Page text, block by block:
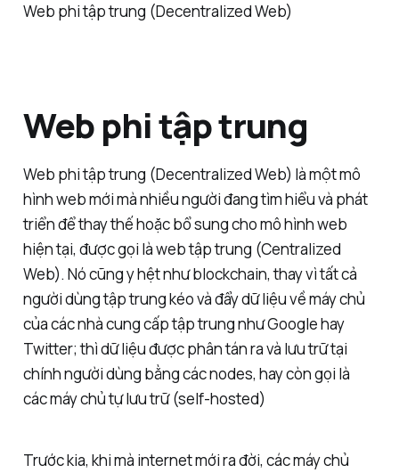
Web phi tập trung (Decentralized Web)
Web phi tập trung
Web phi tập trung (Decentralized Web) là một mô
hình web mới mà nhiều người đang tìm hiểu và phát
triển để thay thế hoặc bổ sung cho mô hình web
hiện tại, được gọi là web tập trung (Centralized
Web). Nó cũng y hệt như blockchain, thay vì tất cả
người dùng tập trung kéo và đẩy dữ liệu về máy chủ
của các nhà cung cấp tập trung như Google hay
Twitter; thì dữ liệu được phân tán ra và lưu trữ tại
chính người dùng bằng các nodes, hay còn gọi là
các máy chủ tự lưu trữ (self-hosted)
Trước kia, khi mà internet mới ra đời, các máy chủ